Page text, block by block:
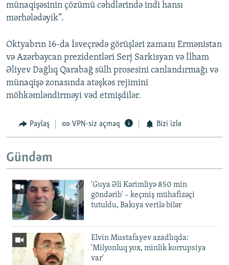
münaqişəsinin çözümü cəhdlərində indi hansı
mərhələdəyik”.
Oktyabrın 16-da İsveçrədə görüşləri zamanı Ermənistan
və Azərbaycan prezidentləri Serj Sarkisyan və İlham
Əliyev Dağlıq Qarabağ sülh prosesini canlandırmağı və
münaqişə zonasında atəşkəs rejimini
möhkəmləndirməyi vəd etmişdilər.
Paylaş VPN-siz açmaq Bizi izlə
Gündəm
'Guya Əli Kərimliyə 850 min
göndərib' – keçmiş mühafizəçi
tutuldu, Bakıya verilə bilər
Elvin Mustafayev azadlıqda:
'Milyonluq yox, minlik korrupsiya
var'